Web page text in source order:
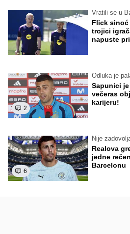
Vratili se u
Flick sinoć
trojici
napuste
2
Odluka je
Sapunici
večeras
karijeru!
6
Nije
Realova
jedne
Barcelonu